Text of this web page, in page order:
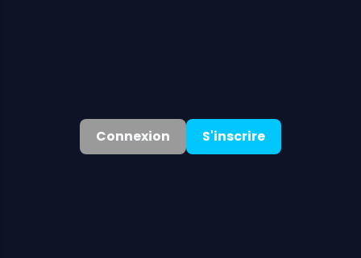
Connexion S'inscrire